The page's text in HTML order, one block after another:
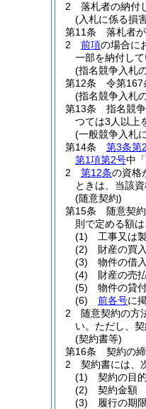
2
落札者の納付
(入札に係る損
第11条
落札者
2
前項の場合に
一部を納付し
(指名競争入札
第12条
令第167
(指名競争入札
第13条
指名競
つては3人以上
(一般競争入札
第14条
第3条第
第1項第2号中
2
第12条の資格
ときは、当該
(随意契約)
第15条
随意契
則で定める額は
(1)
工事又は
(2)
財産の買
(3)
物件の借
(4)
財産の売
(5)
物件の貸
(6)
前各号に
2
随意契約の方
い。 ただし、
(契約書等)
第16条
契約の
2
契約書には、
(1)
契約の目的
(2)
契約金額
(3)
履行の期限